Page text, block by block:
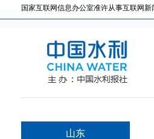
国家互联网信息办公室准许从事互联网
山东